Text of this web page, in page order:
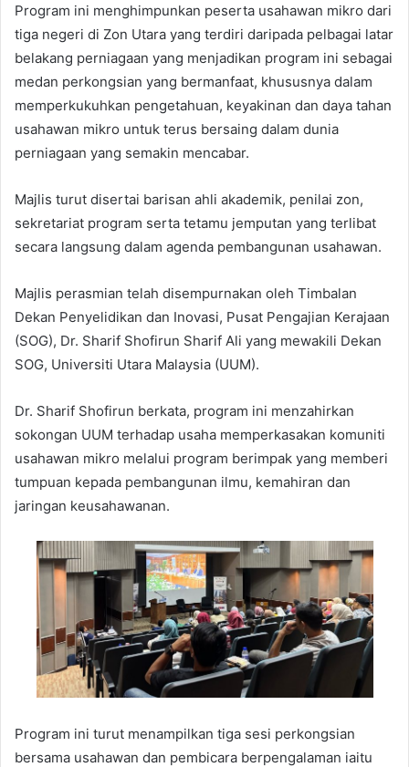
Program ini menghimpunkan peserta usahawan mikro dari
tiga negeri di Zon Utara yang terdiri daripada pelbagai latar
belakang perniagaan yang menjadikan program ini sebagai
medan perkongsian yang bermanfaat, khususnya dalam
memperkukuhkan pengetahuan, keyakinan dan daya tahan
usahawan mikro untuk terus bersaing dalam dunia
perniagaan yang semakin mencabar.
Majlis turut disertai barisan ahli akademik, penilai zon,
sekretariat program serta tetamu jemputan yang terlibat
secara langsung dalam agenda pembangunan usahawan.
Majlis perasmian telah disempurnakan oleh Timbalan
Dekan Penyelidikan dan Inovasi, Pusat Pengajian Kerajaan
(SOG), Dr. Sharif Shofirun Sharif Ali yang mewakili Dekan
SOG, Universiti Utara Malaysia (UUM).
Dr. Sharif Shofirun berkata, program ini menzahirkan
sokongan UUM terhadap usaha memperkasakan komuniti
usahawan mikro melalui program berimpak yang memberi
tumpuan kepada pembangunan ilmu, kemahiran dan
jaringan keusahawanan.
Program ini turut menampilkan tiga sesi perkongsian
bersama usahawan dan pembicara berpengalaman iaitu